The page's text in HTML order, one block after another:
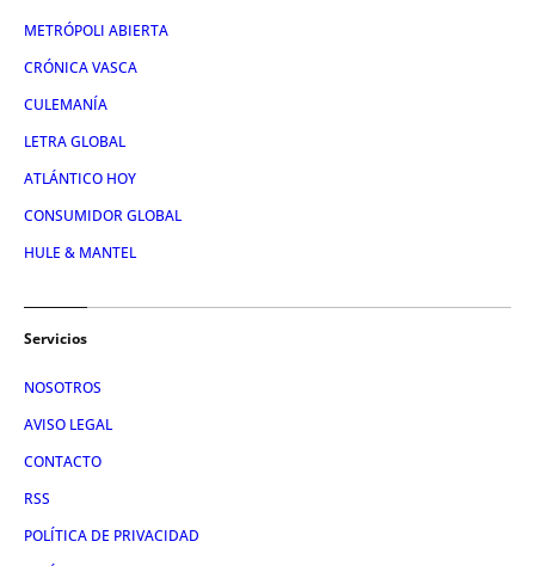
METRÓPOLI ABIERTA
CRÓNICA VASCA
CULEMANÍA
LETRA GLOBAL
ATLÁNTICO HOY
CONSUMIDOR GLOBAL
HULE & MANTEL
Servicios
NOSOTROS
AVISO LEGAL
CONTACTO
RSS
POLÍTICA DE PRIVACIDAD